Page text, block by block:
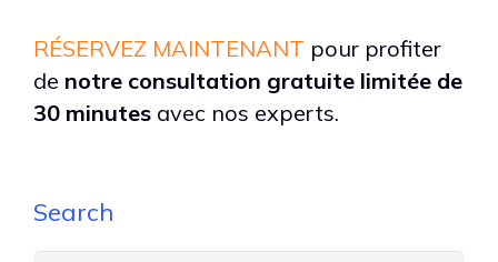
RÉSERVEZ MAINTENANT pour profiter
de notre consultation gratuite limitée de
30 minutes avec nos experts.
Search